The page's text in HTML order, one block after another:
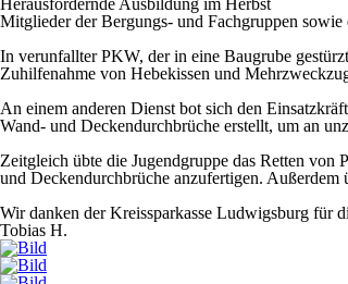
Herausfordernde Ausbildung im Herbst
Mitglieder der Bergungs- und Fachgruppen sowie
In verunfallter PKW, der in eine Baugrube
Zuhilfenahme von Hebekissen und
An einem anderen Dienst bot sich den
Wand- und Deckendurchbrüche erstellt, um an
Zeitgleich übte die Jugendgruppe das Retten von
und Deckendurchbrüche anzufertigen. Außerdem
Wir danken der Kreissparkasse Ludwigsburg für
Tobias H.